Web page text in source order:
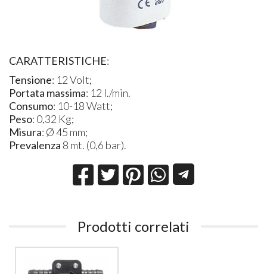
CARATTERISTICHE:
Tensione: 12 Volt;
Portata massima: 12 l./min.
Consumo: 10-18 Watt;
Peso: 0,32 Kg;
Misura: Ø 45 mm;
Prevalenza 8 mt. (0,6 bar).
Prodotti correlati